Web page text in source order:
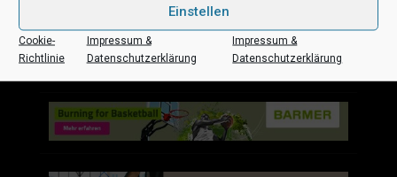
Einstellen
Cookie-
Richtlinie
Impressum &
Datenschutzerklärung
Impressum &
Datenschutzerklärung
Impressum Datenschutz Kontakt Sponsoren